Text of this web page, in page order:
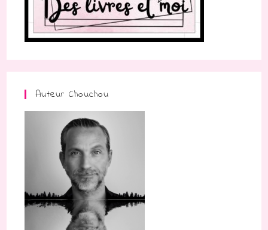
Auteur Chouchou